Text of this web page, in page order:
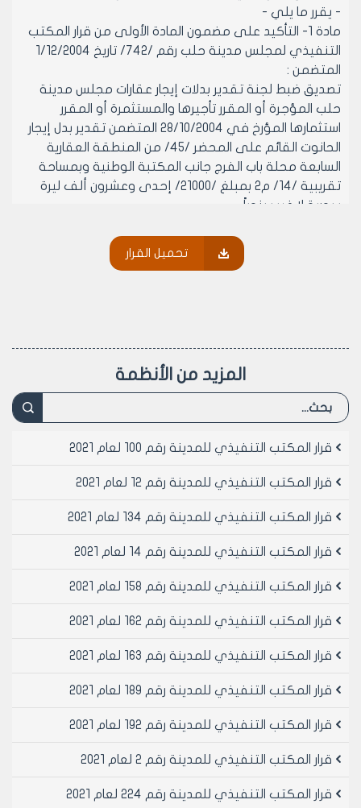
- يقرر ما يلي -
مادة 1- التأكيد على مضمون المادة الأولى من قرار المكتب
التنفيذي لمجلس مدينة حلب رقم /742/ تاريخ 1/12/2004
المتضمن :
تصديق ضبط لجنة تقدير بدلات إيجار عقارات مجلس مدينة
حلب المؤجرة أو المقرر تأجيرها والمستثمرة أو المقرر
استثمارها المؤرخ في 28/10/2004 المتضمن تقدير بدل إيجار
الحانوت القائم على المحضر /45/ من المنطقة العقارية
السابعة محلة باب الفرج جانب المكتبة الوطنية وبمساحة
تقريبية /14/ م2 بمبلغ /21000/ إحدى وعشرون ألف ليرة
سورية لا غير سنوياً .
حلب ويبلغ من يلزم لتنفيذه أصولاً .
تحميل القرار
المزيد من الأنظمة
قرار المكتب التنفيذي للمدينة رقم 100 لعام 2021
قرار المكتب التنفيذي للمدينة رقم 12 لعام 2021
قرار المكتب التنفيذي للمدينة رقم 134 لعام 2021
قرار المكتب التنفيذي للمدينة رقم 14 لعام 2021
قرار المكتب التنفيذي للمدينة رقم 158 لعام 2021
قرار المكتب التنفيذي للمدينة رقم 162 لعام 2021
قرار المكتب التنفيذي للمدينة رقم 163 لعام 2021
قرار المكتب التنفيذي للمدينة رقم 189 لعام 2021
قرار المكتب التنفيذي للمدينة رقم 192 لعام 2021
قرار المكتب التنفيذي للمدينة رقم 2 لعام 2021
قرار المكتب التنفيذي للمدينة رقم 224 لعام 2021